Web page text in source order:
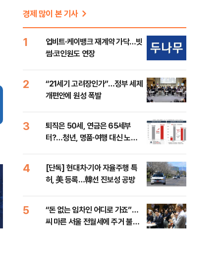
경제 많이 본 기사
1
업비트·케이뱅크 재계약 가닥…빗
썸·코인원도 연장
2
“21세기 고려장인가”…정부 세제
개편안에 원성 폭발
3
퇴직은 50세, 연금은 65세부
터?…청년, 명품·여행 대신 노후
4
[단독] 현대차·기아 자율주행 특
허, 美 등록…韓선 진보성 공방
5
“돈 없는 임차인 어디로 가죠”…
씨 마른 서울 전월세에 주거 불안